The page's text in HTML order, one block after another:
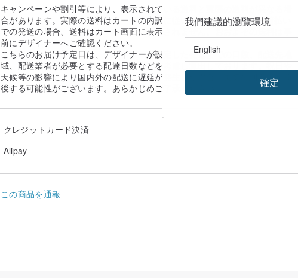
キャンペーンや割引等により、表示されている送料と実際の送料が異なる場
合があります。実際の送料はカートの内訳に従います。 ※なお、送料着払い
での発送の場合、送料はカート画面に表示されません。おおよその送料は事
前にデザイナーへご確認ください。
こちらのお届け予定日は、デザイナーが設定した発送までの日数、配送先地
域、配送業者が必要とする配達日数などを考慮し算出しております。祝日や
天候等の影響により国内外の配送に遅延が発生した場合、実際の到着日が前
後する可能性がございます。あらかじめご了承ください。
クレジットカード決済
Alipay
この商品を通報
我們建議的瀏覽環境
確定